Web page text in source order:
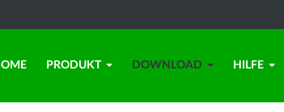
PRODUKT DOWNLOAD HILFE